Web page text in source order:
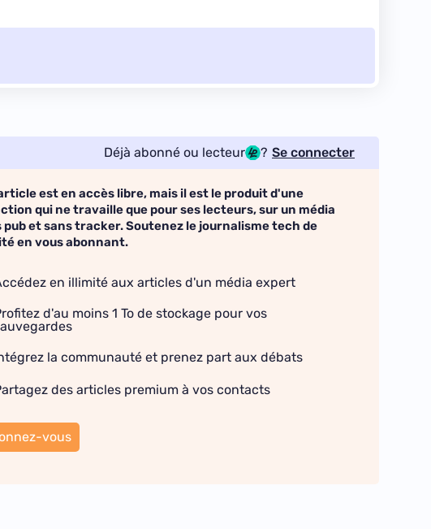
Déjà abonné ou lecteur ? Se connecter
est en accès libre, mais il est le produit d'une
qui ne travaille que pour ses lecteurs, sur un média
pub et sans tracker. Soutenez le journalisme tech de
en vous abonnant.
en illimité aux articles d'un média expert
d'au moins 1 To de stockage pour vos
la communauté et prenez part aux débats
des articles premium à vos contacts
vous